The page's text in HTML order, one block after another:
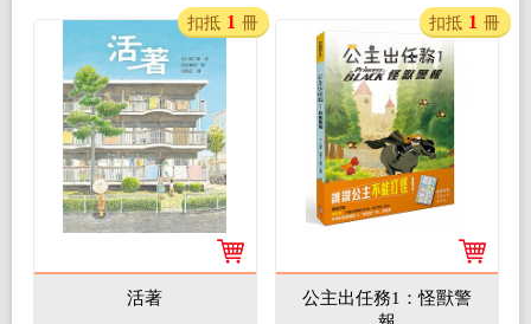
活著
扣抵 1 冊
公主出任務1：怪獸警
扣抵 1 冊